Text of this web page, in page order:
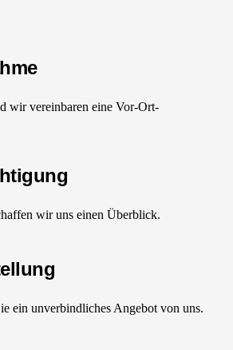
wir vereinbaren eine Vor-Ort-
wir uns einen Überblick.
ein unverbindliches Angebot von uns.